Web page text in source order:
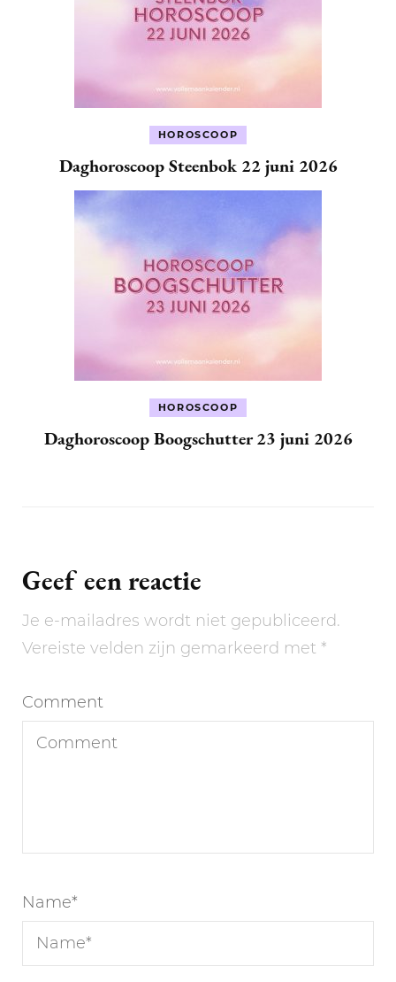
HOROSCOOP
Daghoroscoop Steenbok 22 juni 2026
HOROSCOOP
Daghoroscoop Boogschutter 23 juni 2026
Geef een reactie
Je e-mailadres wordt niet gepubliceerd.
Vereiste velden zijn gemarkeerd met *
Comment
Name*